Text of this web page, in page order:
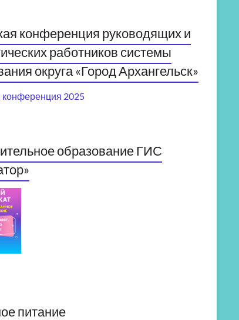
конференция руководящих и
работников системы
округа «Город Архангельск»
конференция 2025
образование ГИС
питание